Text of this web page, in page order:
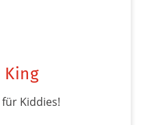
King
Kiddies!